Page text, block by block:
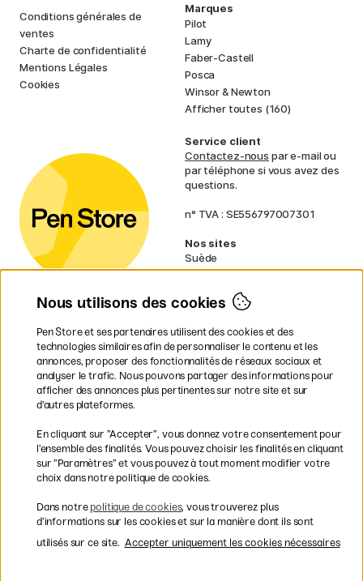
Conditions générales de
ventes
Charte de confidentialité
Mentions Légales
Cookies
Marques
Pilot
Lamy
Faber-Castell
Posca
Winsor & Newton
Afficher toutes (160)
Service client
Contactez-nous par e-mail ou
par téléphone si vous avez des
questions.
n° TVA : SE556797007301
Nos sites
Suède
Norvège
Finlande
Irlande
Pays-Bas
Royaume-Uni
UE
volumineux.
Les modes de paiement
Nous utilisons des cookies
Pen Store et ses partenaires utilisent des cookies et des
technologies similaires afin de personnaliser le contenu et les
annonces, proposer des fonctionnalités de réseaux sociaux et
analyser le trafic. Nous pouvons partager des informations pour
afficher des annonces plus pertinentes sur notre site et sur
d’autres plateformes.
En cliquant sur ”Accepter”, vous donnez votre consentement pour
l’ensemble des finalités. Vous pouvez choisir les finalités en cliquant
sur ”Paramètres” et vous pouvez à tout moment modifier votre
choix dans notre politique de cookies.
Dans notre politique de cookies, vous trouverez plus
d’informations sur les cookies et sur la manière dont ils sont
utilisés sur ce site. Accepter uniquement les cookies nécessaires